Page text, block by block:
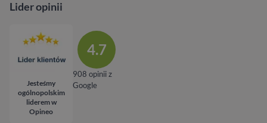
Lider opinii
Jesteśmy
ogólnopolskim
liderem w
Opineo
4.7
908 opinii z
Google